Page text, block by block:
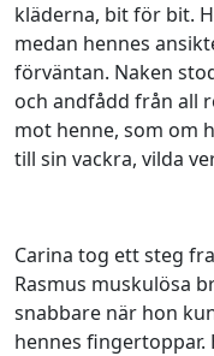
kläderna, bit för bit.
medan hennes
förväntan. Naken
och andfådd från all
mot henne, som om
till sin vackra, vilda
Carina tog ett steg
Rasmus muskulösa
snabbare när hon
hennes